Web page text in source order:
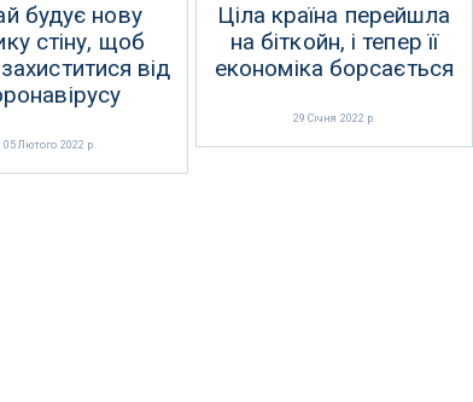
будує нову
стіну, щоб
від
05 Лютого 2022 р.
Ціла країна перейшла
на біткойн, і тепер її
економіка борсається
29 Січня 2022 р.